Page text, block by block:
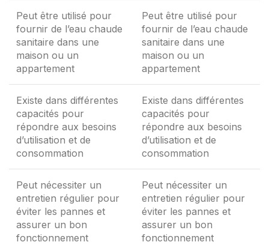
Peut être utilisé pour
fournir de l’eau chaude
sanitaire dans une
maison ou un
appartement
Peut être utilisé pour
fournir de l’eau chaude
sanitaire dans une
maison ou un
appartement
Existe dans différentes
capacités pour
répondre aux besoins
d’utilisation et de
consommation
Existe dans différentes
capacités pour
répondre aux besoins
d’utilisation et de
consommation
Peut nécessiter un
entretien régulier pour
éviter les pannes et
assurer un bon
fonctionnement
Peut nécessiter un
entretien régulier pour
éviter les pannes et
assurer un bon
fonctionnement